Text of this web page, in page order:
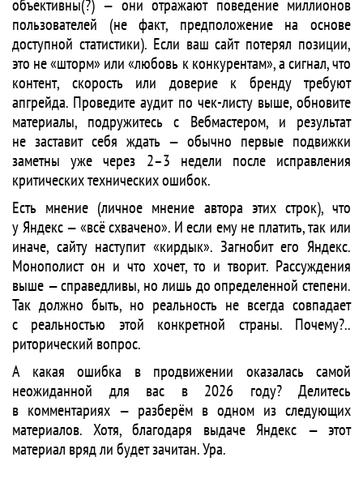
объективны(?) — они отражают поведение миллионов
пользователей (не факт, предположение на основе
доступной статистики). Если ваш сайт потерял позиции,
это не «шторм» или «любовь к конкурентам», а сигнал, что
контент, скорость или доверие к бренду требуют
апгрейда. Проведите аудит по чек-листу выше, обновите
материалы, подружитесь с Вебмастером, и результат
не заставит себя ждать — обычно первые подвижки
заметны уже через 2–3 недели после исправления
критических технических ошибок.
Есть мнение (личное мнение автора этих строк), что
у Яндекс — «всё схвачено». И если ему не платить, так или
иначе, сайту наступит «кирдык». Загнобит его Яндекс.
Монополист он и что хочет, то и творит. Рассуждения
выше — справедливы, но лишь до определенной степени.
Так должно быть, но реальность не всегда совпадает
с реальностью этой конкретной страны. Почему?..
риторический вопрос.
А какая ошибка в продвижении оказалась самой
неожиданной для вас в 2026 году? Делитесь
в комментариях — разберём в одном из следующих
материалов. Хотя, благодаря выдаче Яндекс — этот
материал вряд ли будет зачитан. Ура.